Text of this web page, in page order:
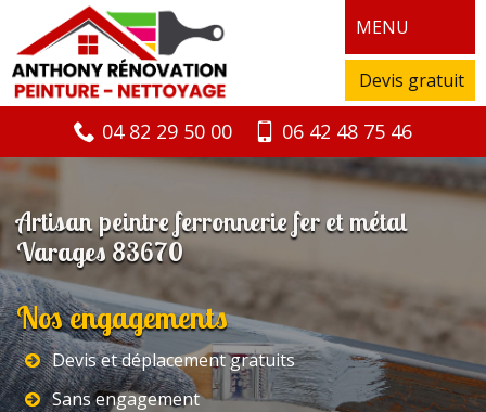
MENU
Devis gratuit
04 82 29 50 00 06 42 48 75 46
Artisan peintre ferronnerie fer et métal
Varages 83670
Nos engagements
Devis et déplacement gratuits
Sans engagement